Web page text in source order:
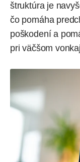
štruktúra je
čo pomáha
poškodení a
pri väčšom